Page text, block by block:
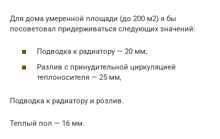
Для дома умеренной площади (до 200 м2) я бы
посоветовал придерживаться следующих значений:
Подводка к радиатору — 20 мм;
Разлив с принудительной циркуляцией
теплоносителя — 25 мм,
Подводка к радиатору и розлив.
Теплый пол — 16 мм.